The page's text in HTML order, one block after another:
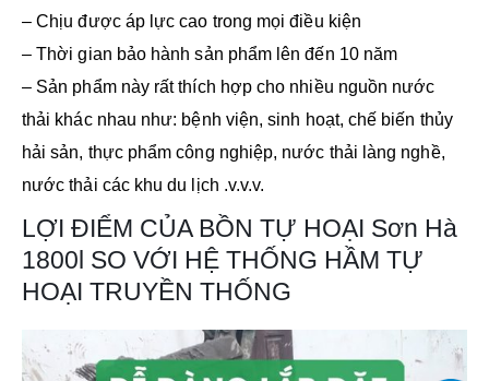
– Chịu được áp lực cao trong mọi điều kiện
– Thời gian bảo hành sản phẩm lên đến 10 năm
– Sản phẩm này rất thích hợp cho nhiều nguồn nước
thải khác nhau như: bệnh viện, sinh hoạt, chế biến thủy
hải sản, thực phẩm công nghiệp, nước thải làng nghề,
nước thải các khu du lịch .v.v.v.
LỢI ĐIỂM CỦA BỒN TỰ HOẠI Sơn Hà
1800l SO VỚI HỆ THỐNG HẦM TỰ
HOẠI TRUYỀN THỐNG